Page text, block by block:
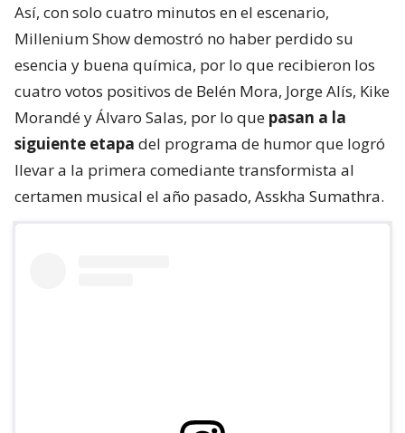
Así, con solo cuatro minutos en el escenario,
Millenium Show demostró no haber perdido su
esencia y buena química, por lo que recibieron los
cuatro votos positivos de Belén Mora, Jorge Alís, Kike
Morandé y Álvaro Salas, por lo que pasan a la
siguiente etapa del programa de humor que logró
llevar a la primera comediante transformista al
certamen musical el año pasado, Asskha Sumathra.